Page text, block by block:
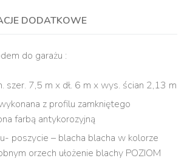
DODATKOWE
do garażu :
szer. 7,5 m x dł. 6 m x wys. ścian 2,13 m
z profilu zamkniętego
farbą antykorozyjną
poszycie – blacha blacha w kolorze
orzech ułożenie blachy POZIOM